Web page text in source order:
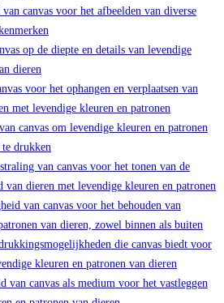
canvas voor het afbeelden van diverse
op de diepte en details van levendige
dieren
voor het ophangen en verplaatsen van
met levendige kleuren en patronen
canvas om levendige kleuren en patronen
drukken
van canvas voor het tonen van de
van dieren met levendige kleuren en patronen
van canvas voor het behouden van
van dieren, zowel binnen als buiten
die canvas biedt voor
kleuren en patronen van dieren
van canvas als medium voor het vastleggen